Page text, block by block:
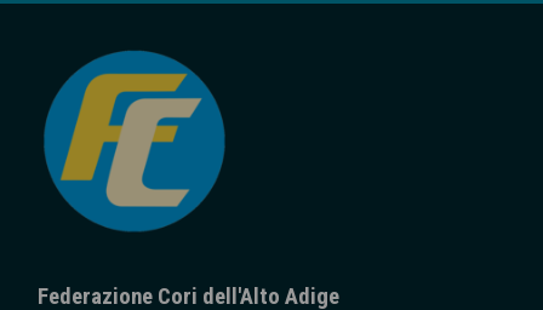
Federazione Cori dell'Alto Adige